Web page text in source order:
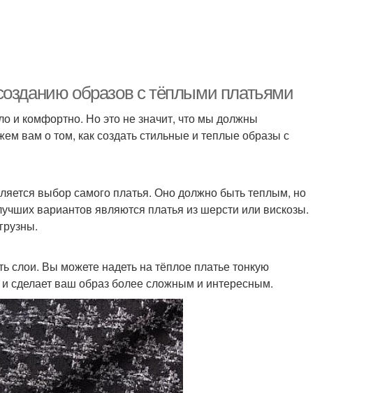
образов с тёплыми платьями
и комфортно. Но это не значит, что мы должны
вам о том, как создать стильные и теплые образы с
выбор самого платья. Оно должно быть теплым, но
вариантов являются платья из шерсти или вискозы.
слои. Вы можете надеть на тёплое платье тонкую
сделает ваш образ более сложным и интересным.